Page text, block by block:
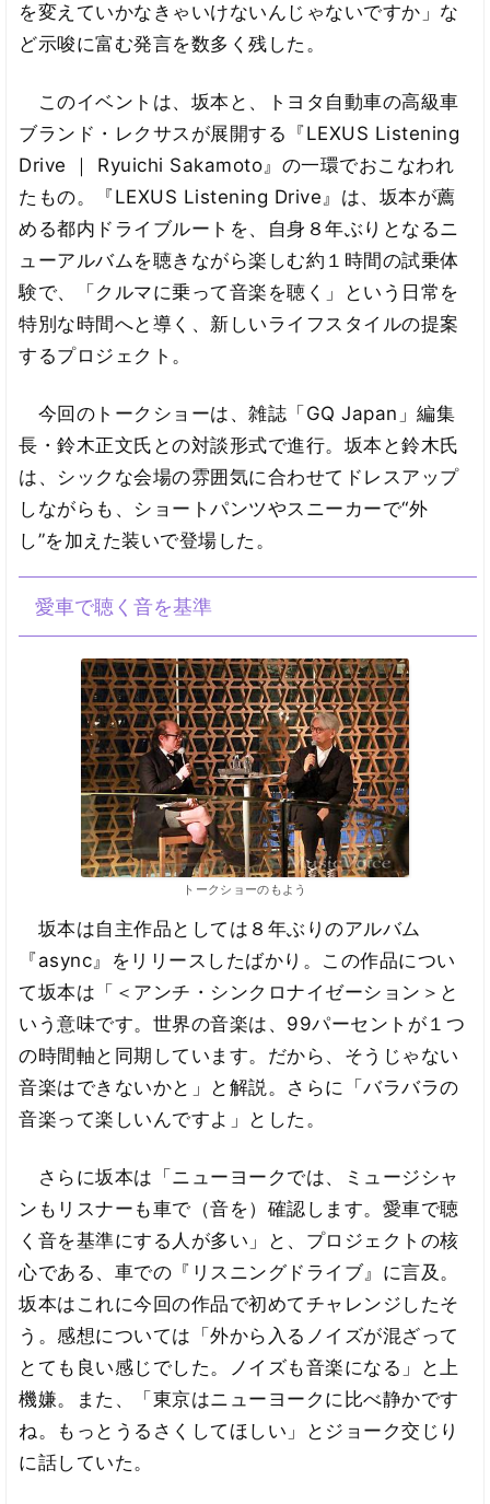
を変えていかなきゃいけないんじゃないですか」な
ど示唆に富む発言を数多く残した。
このイベントは、坂本と、トヨタ自動車の高級車
ブランド・レクサスが展開する『LEXUS Listening
Drive ｜ Ryuichi Sakamoto』の一環でおこなわれ
たもの。『LEXUS Listening Drive』は、坂本が薦
める都内ドライブルートを、自身８年ぶりとなるニ
ューアルバムを聴きながら楽しむ約１時間の試乗体
験で、「クルマに乗って音楽を聴く」という日常を
特別な時間へと導く、新しいライフスタイルの提案
するプロジェクト。
今回のトークショーは、雑誌「GQ Japan」編集
長・鈴木正文氏との対談形式で進行。坂本と鈴木氏
は、シックな会場の雰囲気に合わせてドレスアップ
しながらも、ショートパンツやスニーカーで“外
し”を加えた装いで登場した。
愛車で聴く音を基準
トークショーのもよう
坂本は自主作品としては８年ぶりのアルバム
『async』をリリースしたばかり。この作品につい
て坂本は「＜アンチ・シンクロナイゼーション＞と
いう意味です。世界の音楽は、99パーセントが１つ
の時間軸と同期しています。だから、そうじゃない
音楽はできないかと」と解説。さらに「バラバラの
音楽って楽しいんですよ」とした。
さらに坂本は「ニューヨークでは、ミュージシャ
ンもリスナーも車で（音を）確認します。愛車で聴
く音を基準にする人が多い」と、プロジェクトの核
心である、車での『リスニングドライブ』に言及。
坂本はこれに今回の作品で初めてチャレンジしたそ
う。感想については「外から入るノイズが混ざって
とても良い感じでした。ノイズも音楽になる」と上
機嫌。また、「東京はニューヨークに比べ静かです
ね。もっとうるさくしてほしい」とジョーク交じり
に話していた。